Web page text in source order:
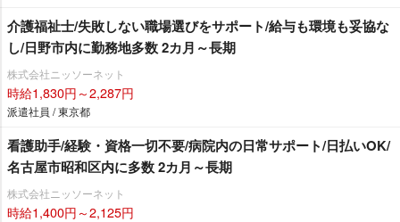
介護福祉士/失敗しない職場選びをサポート/給与も環境も妥協な
し/日野市内に勤務地多数 2カ月～長期
株式会社ニッソーネット
時給1,830円～2,287円
派遣社員 / 東京都
看護助手/経験・資格一切不要/病院内の日常サポート/日払いOK/
名古屋市昭和区内に多数 2カ月～長期
株式会社ニッソーネット
時給1,400円～2,125円